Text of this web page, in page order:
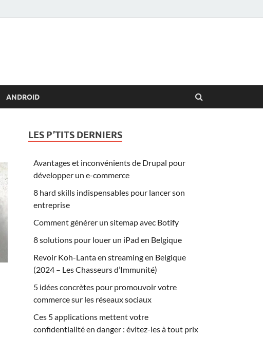
ANDROID
LES P’TITS DERNIERS
Avantages et inconvénients de Drupal pour
développer un e-commerce
8 hard skills indispensables pour lancer son
entreprise
Comment générer un sitemap avec Botify
8 solutions pour louer un iPad en Belgique
Revoir Koh-Lanta en streaming en Belgique
(2024 – Les Chasseurs d’Immunité)
5 idées concrètes pour promouvoir votre
commerce sur les réseaux sociaux
Ces 5 applications mettent votre
confidentialité en danger : évitez-les à tout prix